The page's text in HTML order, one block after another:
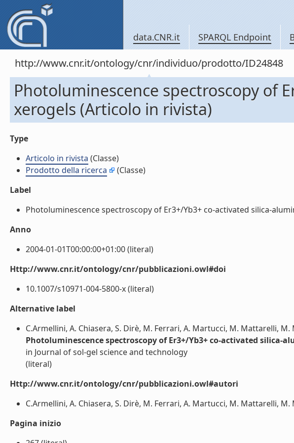
data.CNR.it SPARQL Endpoint
http://www.cnr.it/ontology/cnr/individuo/prodotto/ID24848
Photoluminescence spectroscopy of
xerogels (Articolo in rivista)
Type
Articolo in rivista (Classe)
Prodotto della ricerca
(Classe)
Label
Photoluminescence spectroscopy of Er3+/Yb3+ co-activated silica-
Anno
2004-01-01T00:00:00+01:00 (literal)
Http://www.cnr.it/ontology/cnr/pubblicazioni.owl#doi
10.1007/s10971-004-5800-x (literal)
Alternative label
C.Armellini, A. Chiasera, S. Dirè, M. Ferrari, A. Martucci, M. Mattarelli,
Photoluminescence spectroscopy of Er3+/Yb3+ co-activated silica-
in Journal of sol-gel science and technology
(literal)
Http://www.cnr.it/ontology/cnr/pubblicazioni.owl#autori
C.Armellini, A. Chiasera, S. Dirè, M. Ferrari, A. Martucci, M. Mattarelli,
Pagina inizio